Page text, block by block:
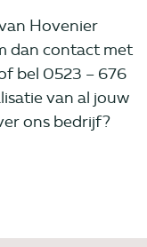
Hovenier
dan contact met
bel 0523 – 676
van al jouw
ons bedrijf?